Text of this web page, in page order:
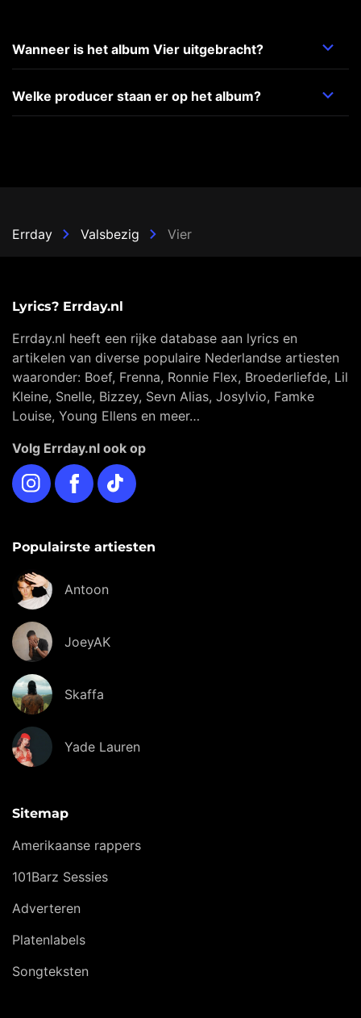
Wanneer is het album Vier uitgebracht?
Welke producer staan er op het album?
Errday Valsbezig Vier
Lyrics? Errday.nl
Errday.nl heeft een rijke database aan lyrics en
artikelen van diverse populaire Nederlandse artiesten
waaronder: Boef, Frenna, Ronnie Flex, Broederliefde, Lil
Kleine, Snelle, Bizzey, Sevn Alias, Josylvio, Famke
Louise, Young Ellens en meer…
Volg Errday.nl ook op
InstagramFacebookTikTok
Populairste artiesten
Antoon
JoeyAK
Skaffa
Yade Lauren
Sitemap
Amerikaanse rappers
101Barz Sessies
Adverteren
Platenlabels
Songteksten